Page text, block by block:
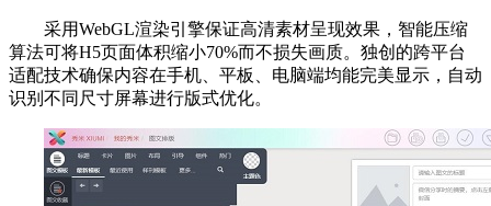
采用WebGL渲染引擎保证高清素材呈现效果，智能压缩
算法可将H5页面体积缩小70%而不损失画质。独创的跨平台
适配技术确保内容在手机、平板、电脑端均能完美显示，自动
识别不同尺寸屏幕进行版式优化。